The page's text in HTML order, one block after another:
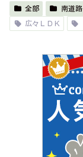
全部 南道路
広々ＬＤＫ